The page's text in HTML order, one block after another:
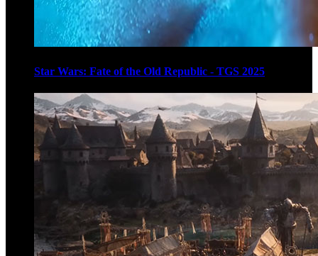
Star Wars: Fate of the Old Republic - TGS 2025